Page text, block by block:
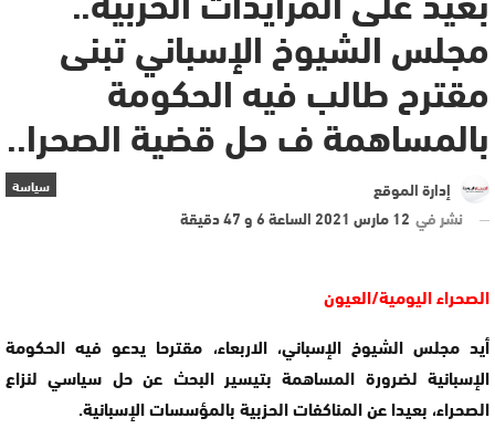
مجلس الشيوخ الإسباني تبنى
مقترح طالب فيه الحكومة
بالمساهمة ف حل قضية الصحرا..
سياسة
إدارة الموقع
نشر في 12 مارس 2021 الساعة 6 و 47 دقيقة
الصحراء اليومية/العيون
أيد مجلس الشيوخ الإسباني، الاربعاء، مقترحا يدعو فيه الحكومة
الإسبانية لضرورة المساهمة بتيسير البحث عن حل سياسي لنزاع
الصحراء، بعيدا عن المناكفات الحزبية بالمؤسسات الإسبانية.